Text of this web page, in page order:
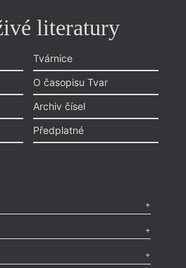
literatury
Tvárnice
O časopisu Tvar
Archiv čísel
Předplatné
,Pozvánka,Literární soutěž,